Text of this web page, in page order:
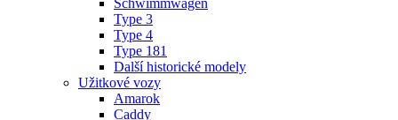
Schwimmwagen
Type 3
Type 4
Type 181
Další historické modely
Užitkové vozy
Amarok
Caddy